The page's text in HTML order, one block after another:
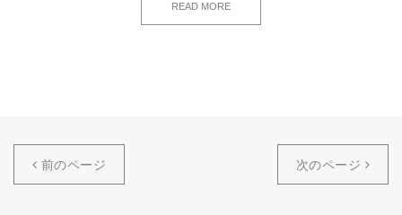
READ MORE
前のページ 次のページ